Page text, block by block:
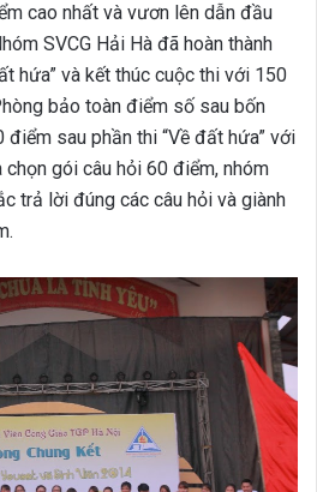
cao nhất và vươn lên dẫn đầu
SVCG Hải Hà đã hoàn thành
hứa” và kết thúc cuộc thi với 150
bảo toàn điểm số sau bốn
sau phần thi “Về đất hứa” với
chọn gói câu hỏi 60 điểm, nhóm
trả lời đúng các câu hỏi và giành